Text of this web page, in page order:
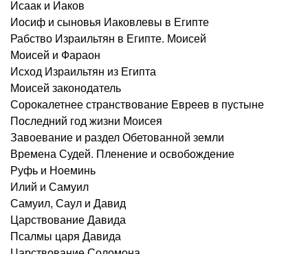
Исаак и Иаков
Иосиф и сыновья Иаковлевы в Египте
Рабство Израильтян в Египте. Моисей
Моисей и Фараон
Исход Израильтян из Египта
Моисей законодатель
Сорокалетнее странствование Евреев в пустыне
Последний год жизни Моисея
Завоевание и раздел Обетованной земли
Времена Судей. Пленение и освобождение
Руфь и Ноеминь
Илий и Самуил
Самуил, Саул и Давид
Царствование Давида
Псалмы царя Давида